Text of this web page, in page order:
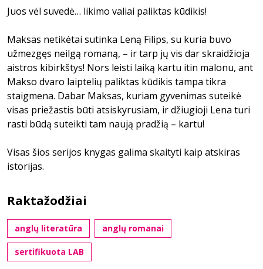
Juos vėl suvedė… likimo valiai paliktas kūdikis!
Maksas netikėtai sutinka Leną Filips, su kuria buvo
užmezgęs neilgą romaną, – ir tarp jų vis dar skraidžioja
aistros kibirkštys! Nors leisti laiką kartu itin malonu, ant
Makso dvaro laiptelių paliktas kūdikis tampa tikra
staigmena. Dabar Maksas, kuriam gyvenimas suteikė
visas priežastis būti atsiskyrusiam, ir džiugioji Lena turi
rasti būdą suteikti tam naują pradžią – kartu!
Visas šios serijos knygas galima skaityti kaip atskiras
istorijas.
Raktažodžiai
anglų literatūra anglų romanai
sertifikuota LAB